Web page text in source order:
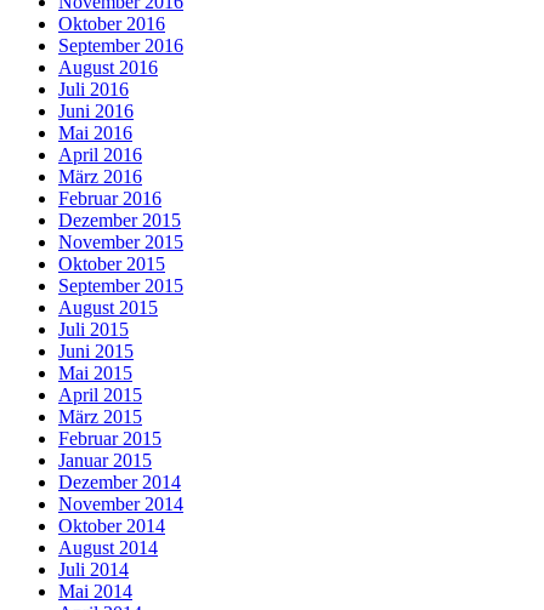
Oktober 2016
September 2016
August 2016
Juli 2016
Juni 2016
Mai 2016
April 2016
März 2016
Februar 2016
Dezember 2015
November 2015
Oktober 2015
September 2015
August 2015
Juli 2015
Juni 2015
Mai 2015
April 2015
März 2015
Februar 2015
Januar 2015
Dezember 2014
November 2014
Oktober 2014
August 2014
Juli 2014
Mai 2014